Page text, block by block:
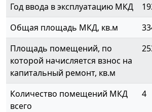
Год ввода в эксплуатацию МКД
Общая площадь МКД, кв.м
Площадь помещений, по
которой начисляется взнос на
капитальный ремонт, кв.м
Количество помещений МКД
всего
4